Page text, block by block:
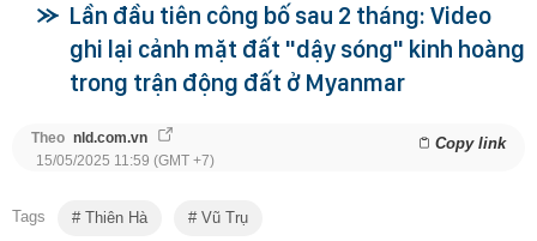
Lần đầu tiên công bố sau 2 tháng: Video
ghi lại cảnh mặt đất "dậy sóng" kinh hoàng
trong trận động đất ở Myanmar
Theo nld.com.vn Copy link
15/05/2025 11:59 (GMT +7)
Tags Thiên Hà Vũ Trụ